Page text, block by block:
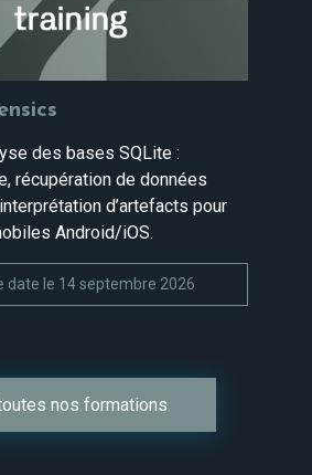
des bases SQLite :
récupération de données
d’artefacts pour
Android/iOS.
date le 14 septembre 2026
nos formations